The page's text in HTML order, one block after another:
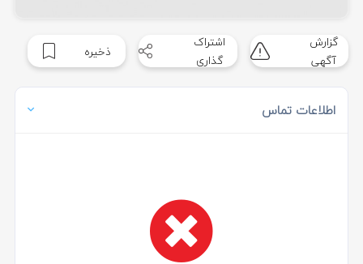
گزارش
آگهی
اشتراک
گذاری
ذخیره
اطلاعات تماس